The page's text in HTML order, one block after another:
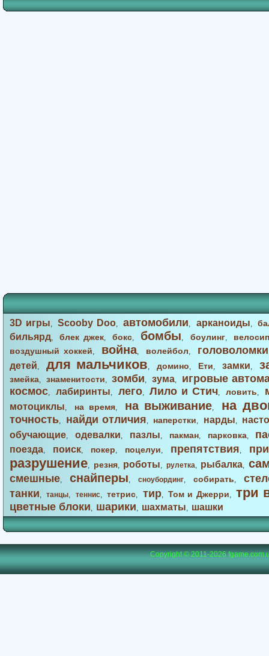
3D игры,Scooby Doo,автомобили, арканоиды,
бильярд,блек джек,бокс, бомбы, боулинг,
воздушный хоккей, война, волейбол, головоломки
детей, для мальчиков, домино, Ети, замки,
змейка, знаменитости,зомби, зума,
игровые
космос, лабиринты, лего,Лило и Стич,ловить,
мотоциклы, на время, на выживание, на
точность, найди отличия, наперстки, нарды,
обучающие, одевалки, пазлы, пакман, парковка,
поезда, поиск, покер, поцелуи, препятствия,
разрушение, резня, роботы, рулетка, рыбалка,
смешные, снайперы, сноубординг, собирать,
танки,танцы, теннис,тетрис, тир,Том и Джерри, три
цветные блоки, шарики, шахматы, шашки
Copyright © 2011-2026